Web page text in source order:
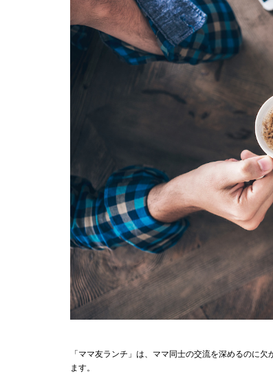
「ママ友ランチ」は、ママ同士の交流を深めるのに
ます。